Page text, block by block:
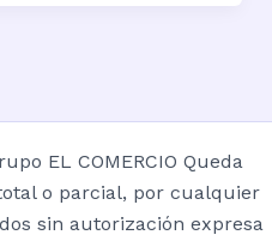
EL COMERCIO Queda
o parcial, por cualquier
sin autorización expresa